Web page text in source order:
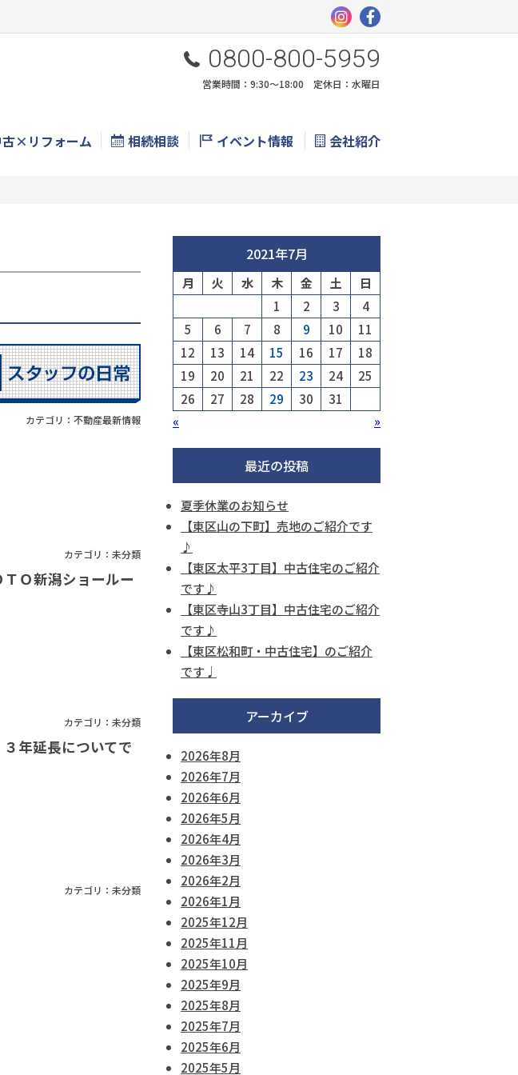
0800-800-5959
営業時間：9:30〜18:00 定休日：水曜日
古×リフォーム 相続相談 イベント情報 会社紹介
カテゴリ： 不動産最新情報
カテゴリ： 未分類
Ｏ新潟ショールー
カテゴリ： 未分類
年延長についてで
カテゴリ： 未分類
2021年7月
月 火 水 木 金 土
日
1
2 3
4
5
6 7 8 9 10
11
12
13 14 15 16 17
18
19
20 21 22 23 24
25
26
27 28 29 30
31
«
»
最近の投稿
夏季休業のお知らせ
【東区山の下町】売地のご紹介です
♪
【東区太平3丁目】中古住宅のご紹介
です♪
【東区寺山3丁目】中古住宅のご紹介
です♪
【東区松和町・中古住宅】のご紹介
です♩
アーカイブ
2026年8月
2026年7月
2026年6月
2026年5月
2026年4月
2026年3月
2026年2月
2026年1月
2025年12月
2025年11月
2025年10月
2025年9月
2025年8月
2025年7月
2025年6月
2025年5月